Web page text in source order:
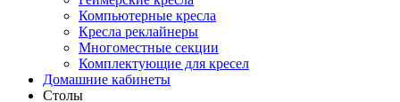
Компьютерные кресла
Кресла реклайнеры
Многоместные секции
Комплектующие для кресел
Домашние кабинеты
Столы